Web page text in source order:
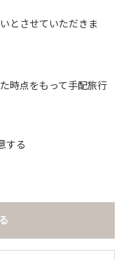
とさせていただきま
時点をもって手配旅行
する